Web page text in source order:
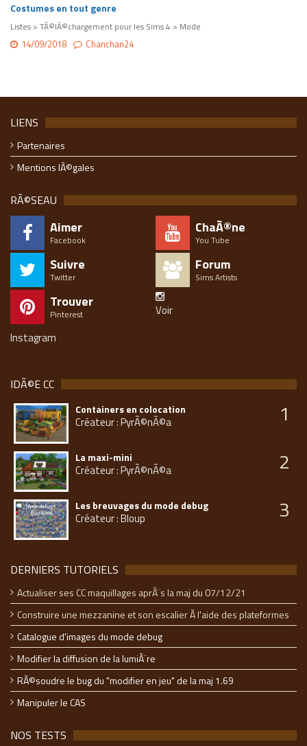
Costumes en tout genre
Listes > TÃ©lÃ©chargement pour les Sims 4 > Mode
14/09/2018 Chanchan24
LIENS
Partenaires
Mentions lÃ©gales
RÃ©SEAU
Aimer
Facebook
ChaÃ®ne
You Tube
Suivre
Twitter
Forum
Sims Artists
Trouver
Pinterest
Voir
Instagram
IDÃ©E CC
Containers en colocation
Créateur : PyrÃ©nÃ©a 1
La maxi-mini
Créateur : PyrÃ©nÃ©a 2
Les breuvages du mode debug
Créateur : Bloup 3
DERNIERS TUTORIELS
Actualiser ses CC maquillages aprÃ¨s la maj du 07/12/21
Construire une mezzanine et son escalier Ã l'aide des plateformes
Catalogue d'images du mode debug
Modifier la diffusion de la lumiÃ¨re
RÃ©soudre le bug du "modifier en jeu" de la maj 1.69
Manipuler le CAS
NOS TESTS